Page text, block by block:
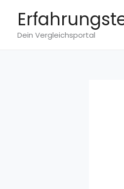
springenDein Vergleichsportal